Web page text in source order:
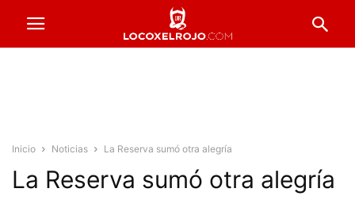
Inicio Noticias La Reserva sumó otra alegría
La Reserva sumó otra alegría